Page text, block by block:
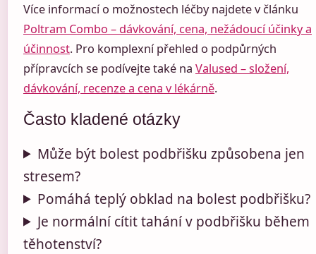
Více informací o možnostech léčby najdete v článku
Poltram Combo – dávkování, cena, nežádoucí účinky a
účinnost. Pro komplexní přehled o podpůrných
přípravcích se podívejte také na Valused – složení,
dávkování, recenze a cena v lékárně.
Často kladené otázky
Může být bolest podbřišku způsobena jen
stresem?
Pomáhá teplý obklad na bolest podbřišku?
Je normální cítit tahání v podbřišku během
těhotenství?